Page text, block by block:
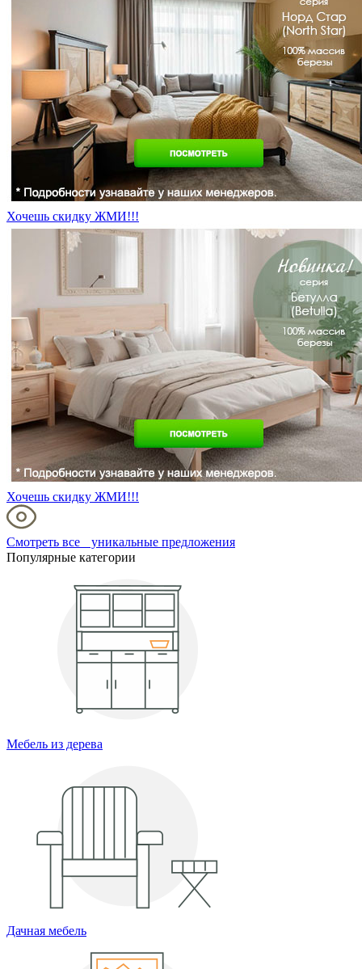
Хочешь скидку ЖМИ!!!
Хочешь скидку ЖМИ!!!
Смотреть все уникальные предложения
Популярные категории
Мебель из дерева
Дачная мебель